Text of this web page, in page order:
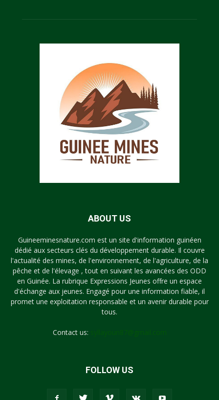
ABOUT US
Guineeminesnature.com est un site d'information guinéen
dédié aux secteurs clés du développement durable. Il couvre
l'actualité des mines, de l'environnement, de l'agriculture, de la
pêche et de l'élevage , tout en suivant les avancées des ODD
en Guinée. La rubrique Expressions Jeunes offre un espace
d'échange aux jeunes. Engagé pour une information fiable, il
promet une exploitation responsable et un avenir durable pour
tous.
Contact us:
FOLLOW US